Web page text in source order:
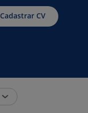
Cadastrar CV